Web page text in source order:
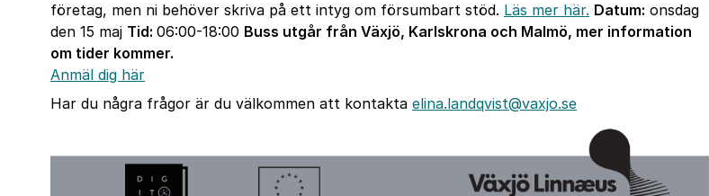
företag, men ni behöver skriva på ett intyg om försumbart stöd. Läs mer här. Datum: onsdag
den 15 maj Tid: 06:00-18:00 Buss utgår från Växjö, Karlskrona och Malmö, mer information
om tider kommer.
Anmäl dig här
Har du några frågor är du välkommen att kontakta elina.landqvist@vaxjo.se